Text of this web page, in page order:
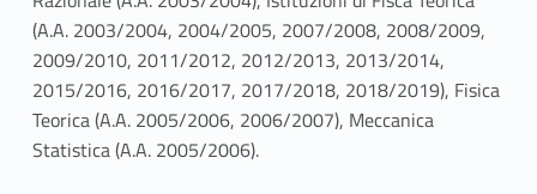
(A.A. 2003/2004, 2004/2005, 2007/2008, 2008/2009,
2009/2010, 2011/2012, 2012/2013, 2013/2014,
2015/2016, 2016/2017, 2017/2018, 2018/2019), Fisica
Teorica (A.A. 2005/2006, 2006/2007), Meccanica
Statistica (A.A. 2005/2006).